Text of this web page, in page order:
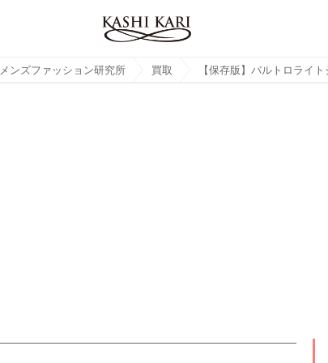
メンズファッション研究所 買取